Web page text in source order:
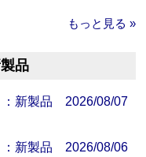
もっと見る »
品
：新製品 2026/08/07
：新製品 2026/08/06